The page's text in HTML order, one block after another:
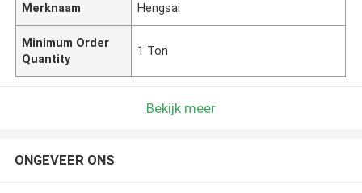
Merknaam Hengsai
Minimum Order
Quantity
1 Ton
Bekijk meer
ONGEVEER ONS